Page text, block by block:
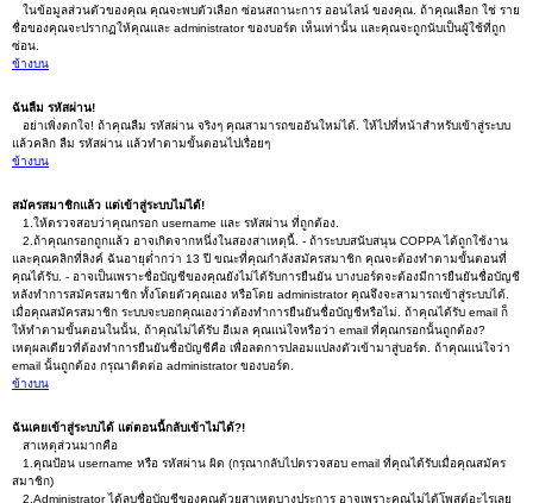
ในข้อมูลส่วนตัวของคุณ คุณจะพบตัวเลือก ซ่อนสถานะการ ออนไลน์ ของคุณ. ถ้าคุณเลือก ใช่ ราย
ชื่อของคุณจะปรากฏให้คุณและ administrator ของบอร์ด เห็นเท่านั้น และคุณจะถูกนับเป็นผู้ใช้ที่ถูก
ซ่อน.
ข้างบน
ฉันลืม รหัสผ่าน!
อย่าเพิ่งตกใจ! ถ้าคุณลืม รหัสผ่าน จริงๆ คุณสามารถขออันใหม่ได้. ให้ไปที่หน้าสำหรับเข้าสู่ระบบ
แล้วคลิก ลืม รหัสผ่าน แล้วทำตามขั้นตอนไปเรื่อยๆ
ข้างบน
สมัครสมาชิกแล้ว แต่เข้าสู่ระบบไม่ได้!
1.ให้ตรวจสอบว่าคุณกรอก username และ รหัสผ่าน ที่ถูกต้อง.
2.ถ้าคุณกรอกถูกแล้ว อาจเกิดจากหนึ่งในสองสาเหตุนี้. - ถ้าระบบสนับสนุน COPPA ได้ถูกใช้งาน
และคุณคลิกที่ลิงค์ ฉันอายุต่ำกว่า 13 ปี ขณะที่คุณกำลังสมัครสมาชิก คุณจะต้องทำตามขั้นตอนที่
คุณได้รับ. - อาจเป็นเพราะชื่อบัญชีของคุณยังไม่ได้รับการยืนยัน บางบอร์ดจะต้องมีการยืนยันชื่อบัญชี
หลังทำการสมัครสมาชิก ทั้งโดยตัวคุณเอง หรือโดย administrator คุณจึงจะสามารถเข้าสู่ระบบได้.
เมื่อคุณสมัครสมาชิก ระบบจะบอกคุณเองว่าต้องทำการยืนยันชื่อบัญชีหรือไม่. ถ้าคุณได้รับ email ก็
ให้ทำตามขั้นตอนในนั้น, ถ้าคุณไม่ได้รับ อีเมล คุณแน่ใจหรือว่า email ที่คุณกรอกนั้นถูกต้อง?
เหตุผลเดียวที่ต้องทำการยืนยันชื่อบัญชีคือ เพื่อลดการปลอมแปลงตัวเข้ามาสู่บอร์ด. ถ้าคุณแน่ใจว่า
email นั้นถูกต้อง กรุณาติดต่อ administrator ของบอร์ด.
ข้างบน
ฉันเคยเข้าสู่ระบบได้ แต่ตอนนี้กลับเข้าไม่ได้?!
สาเหตุส่วนมากคือ
1.คุณป้อน username หรือ รหัสผ่าน ผิด (กรุณากลับไปตรวจสอบ email ที่คุณได้รับเมื่อคุณสมัคร
สมาชิก)
2.Administrator ได้ลบชื่อบัญชีของคุณด้วยสาเหตุบางประการ อาจเพราะคุณไม่ได้โพสต์อะไรเลย